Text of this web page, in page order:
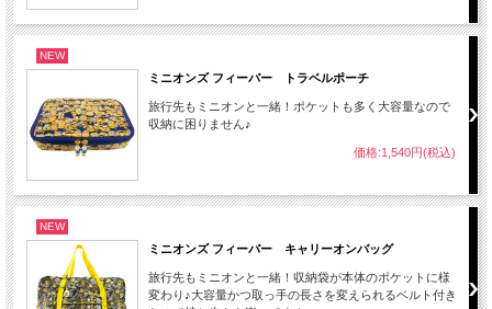
NEW
ミニオンズ フィーバー トラベルポーチ
旅行先もミニオンと一緒！ポケットも多く大容量なので
収納に困りません♪
価格:1,540円(税込)
NEW
ミニオンズ フィーバー キャリーオンバッグ
旅行先もミニオンと一緒！収納袋が本体のポケットに様
変わり♪大容量かつ取っ手の長さを変えられるベルト付き